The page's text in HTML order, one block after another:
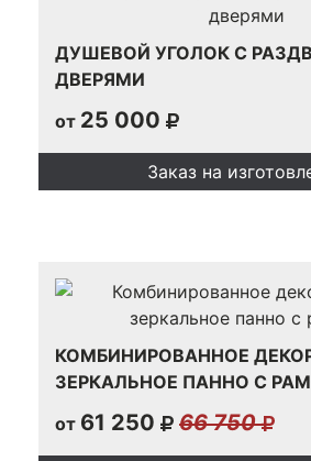
ДУШЕВОЙ УГОЛОК С
ДВЕРЯМИ
от 25 000
Заказ на
КОМБИНИРОВАННОЕ
ЗЕРКАЛЬНОЕ ПАННО С
от 61 250 66 750